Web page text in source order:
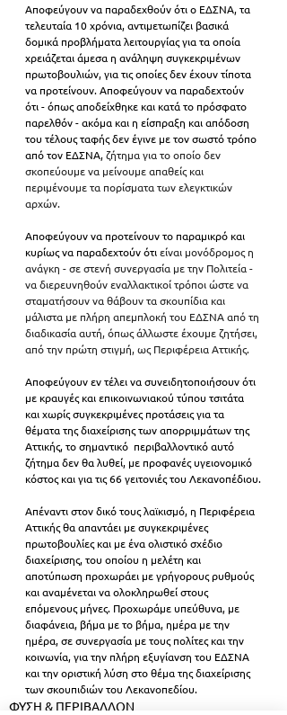
Αποφεύγουν να παραδεχθούν ότι ο ΕΔΣΝΑ, τα
τελευταία 10 χρόνια, αντιμετωπίζει βασικά
δομικά προβλήματα λειτουργίας για τα οποία
χρειάζεται άμεσα η ανάληψη συγκεκριμένων
πρωτοβουλιών, για τις οποίες δεν έχουν τίποτα
να προτείνουν. Αποφεύγουν να παραδεχτούν
ότι - όπως αποδείχθηκε και κατά το πρόσφατο
παρελθόν - ακόμα και η είσπραξη και απόδοση
του τέλους ταφής δεν έγινε με τον σωστό τρόπο
από τον ΕΔΣΝΑ,ζήτημα για το οποίο δεν
σκοπεύουμε να μείνουμε απαθείς και
περιμένουμε τα πορίσματα των ελεγκτικών
αρχών.
Αποφεύγουν να προτείνουν το παραμικρό και
κυρίως να παραδεχτούν ότιείναι μονόδρομος η
ανάγκη - σε στενή συνεργασία με την Πολιτεία -
να διερευνηθούν εναλλακτικοί τρόποι ώστε να
σταματήσουν να θάβουν τα σκουπίδια και
μάλιστα με πλήρη απεμπλοκή του ΕΔΣΝΑ από τη
διαδικασία αυτή, όπως άλλωστε έχουμε ζητήσει,
από την πρώτη στιγμή, ως Περιφέρεια Αττικής.
Αποφεύγουν εν τέλει να συνειδητοποιήσουν ότι
με κραυγές και επικοινωνιακού τύπου τσιτάτα
και χωρίς συγκεκριμένες προτάσεις για τα
θέματα της διαχείρισης των απορριμμάτων της
Αττικής, το σημαντικό  περιβαλλοντικό αυτό
ζήτημα δεν θα λυθεί, με προφανές υγειονομικό
κόστος και για τις66 γειτονιές του Λεκανοπέδιου.
Απέναντι στον δικό τους λαϊκισμό, η Περιφέρεια
Αττικής θα απαντάει με συγκεκριμένες
πρωτοβουλίες και με ένα ολιστικό σχέδιο
διαχείρισης, του οποίου η μελέτη και
αποτύπωση προχωράει με γρήγορους ρυθμούς
και αναμένεται να ολοκληρωθεί στους
επόμενους μήνες. Προχωράμε υπεύθυνα, με
διαφάνεια, βήμα με το βήμα, ημέρα με την
ημέρα, σε συνεργασία με τους πολίτες και την
κοινωνία, για την πλήρη εξυγίανση του ΕΔΣΝΑ
και την οριστική λύση στο θέμα της διαχείρισης
των σκουπιδιών του Λεκανοπεδίου.
ΦΥΣΗ & ΠΕΡΙΒΑΛΛΟΝ